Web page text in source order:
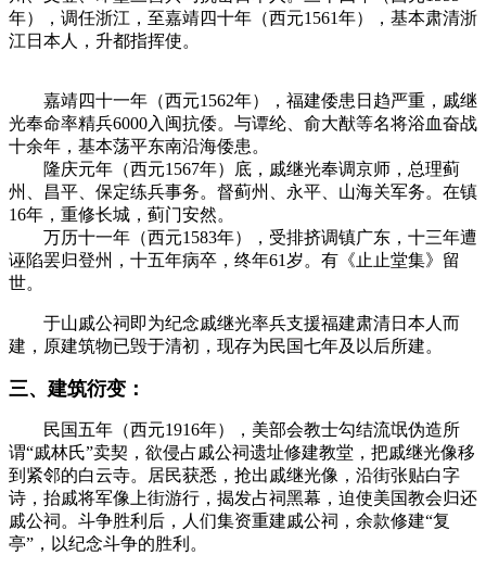
年），调任浙江，至嘉靖四十年（西元1561年），基本肃清浙
江日本人，升都指挥使。
嘉靖四十一年（西元1562年），福建倭患日趋严重，戚继
光奉命率精兵6000入闽抗倭。与谭纶、俞大猷等名将浴血奋战
十余年，基本荡平东南沿海倭患。
隆庆元年（西元1567年）底，戚继光奉调京师，总理蓟
州、昌平、保定练兵事务。督蓟州、永平、山海关军务。在镇
16年，重修长城，蓟门安然。
万历十一年（西元1583年），受排挤调镇广东，十三年遭
诬陷罢归登州，十五年病卒，终年61岁。有《止止堂集》留
世。
于山戚公祠即为纪念戚继光率兵支援福建肃清日本人而
建，原建筑物已毁于清初，现存为民国七年及以后所建。
三、建筑衍变：
民国五年（西元1916年），美部会教士勾结流氓伪造所
谓“戚林氏”卖契，欲侵占戚公祠遗址修建教堂，把戚继光像移
到紧邻的白云寺。居民获悉，抢出戚继光像，沿街张贴白字
诗，抬戚将军像上街游行，揭发占祠黑幕，迫使美国教会归还
戚公祠。斗争胜利后，人们集资重建戚公祠，余款修建“复
亭”，以纪念斗争的胜利。